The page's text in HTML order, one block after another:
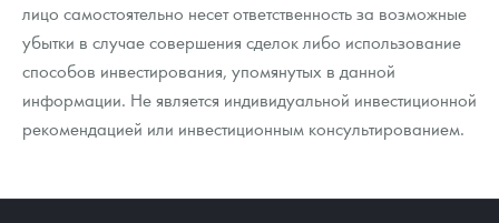
лицо самостоятельно несет ответственность за возможные
убытки в случае совершения сделок либо использование
способов инвестирования, упомянутых в данной
информации. Не является индивидуальной инвестиционной
рекомендацией или инвестиционным консультированием.